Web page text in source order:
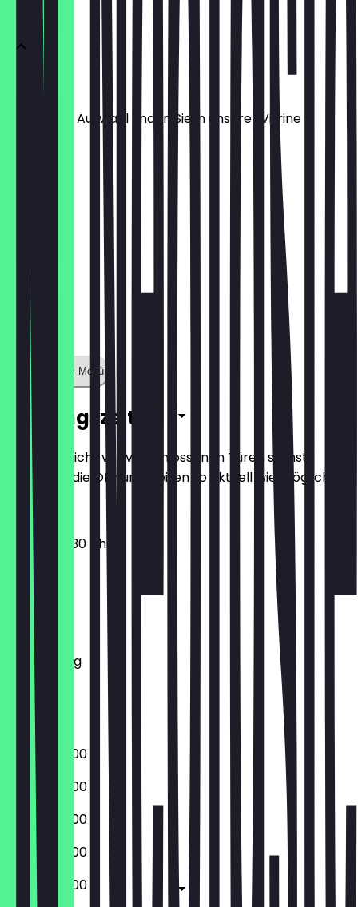
Dessert
Dessert
Eine große Auswahl finden Sie in unserer Vitrine
Zeige ganzes Menü
Öffnungszeiten
Damit du nicht vor verschlossenen Türen stehst,
halten wir die Öffnungszeiten so aktuell wie möglich.
09:00 - 03:30 Uhr
Montag
Dienstag
Mittwoch
Donnerstag
Freitag
Samstag
Sonntag
09:00 - 02:00
09:00 - 02:00
09:00 - 02:00
09:00 - 02:00
09:00 - 03:00